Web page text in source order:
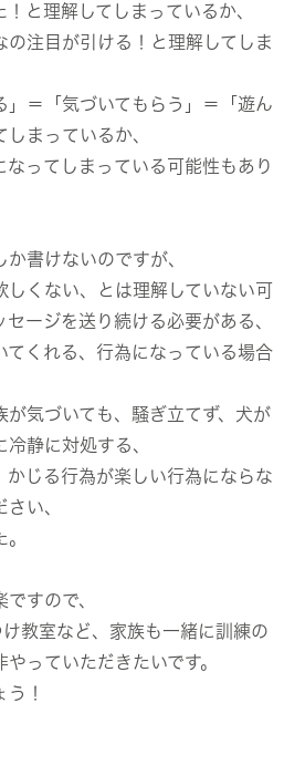
と理解してしまっているか、
の注目が引ける！と理解してしま
」＝「気づいてもらう」＝「遊ん
まっているか、
なってしまっている可能性もあり
書けないのですが、
くない、とは理解していない可
ージを送り続ける必要がある、
てくれる、行為になっている場合
が気づいても、騒ぎ立てず、犬が
静に対処する、
かじる行為が楽しい行為にならな
い、
すので、
け教室など、家族も一緒に訓練の
っていただきたいです。
！